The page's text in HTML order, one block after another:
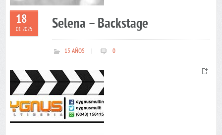
18
01 2025 Selena – Backstage
15 AÑOS 0